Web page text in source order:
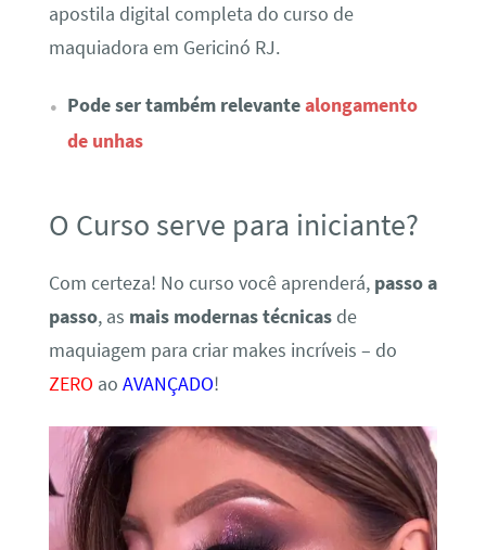
apostila digital completa do curso de
maquiadora em Gericinó RJ.
Pode ser também relevantealongamento
de unhas
O Curso serve para iniciante?
Com certeza! No curso você aprenderá, passo a
passo, as mais modernas técnicasde
maquiagem para criar makes incríveis – do
ZERO ao AVANÇADO!